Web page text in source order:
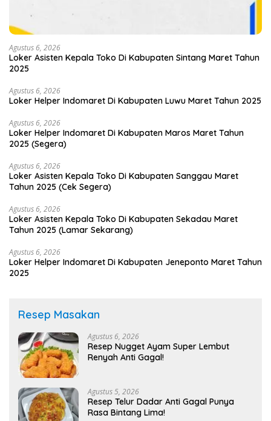
Agustus 6, 2026
Loker Asisten Kepala Toko Di Kabupaten Sintang Maret Tahun
2025
Agustus 6, 2026
Loker Helper Indomaret Di Kabupaten Luwu Maret Tahun 2025
Agustus 6, 2026
Loker Helper Indomaret Di Kabupaten Maros Maret Tahun
2025 (Segera)
Agustus 6, 2026
Loker Asisten Kepala Toko Di Kabupaten Sanggau Maret
Tahun 2025 (Cek Segera)
Agustus 6, 2026
Loker Asisten Kepala Toko Di Kabupaten Sekadau Maret
Tahun 2025 (Lamar Sekarang)
Agustus 6, 2026
Loker Helper Indomaret Di Kabupaten Jeneponto Maret Tahun
2025
Resep Masakan
Agustus 6, 2026
Resep Nugget Ayam Super Lembut
Renyah Anti Gagal!
Agustus 5, 2026
Resep Telur Dadar Anti Gagal Punya
Rasa Bintang Lima!